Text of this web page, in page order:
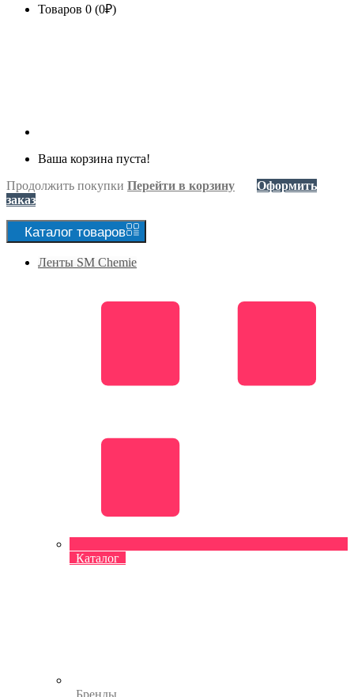
Товаров 0 (0₽)
Ваша корзина пуста!
Продолжить покупки Перейти в корзину
Оформить
заказ
Каталог товаров
Ленты SM Chemie
Каталог
Бренды